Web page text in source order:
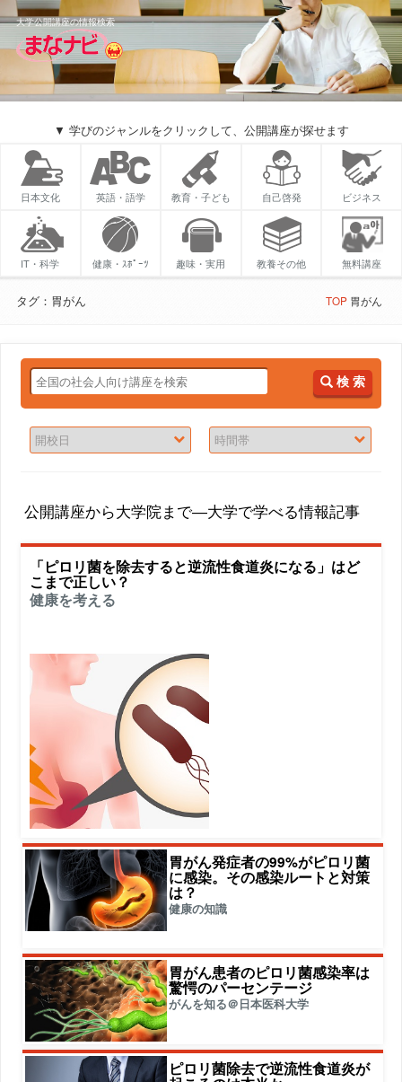
大学公開講座の情報検索
▼ 学びのジャンルをクリックして、公開講座が探せます
日本文化 英語・語学 教育・子ども 自己啓発 ビジネス
IT・科学 健康・ｽﾎﾟｰﾂ 趣味・実用 教養その他 無料講座
タグ：胃がん TOP胃がん
検 索
公開講座から大学院まで―大学で学べる情報記事
「ピロリ菌を除去すると逆流性食道炎になる」はど
こまで正しい？
健康を考える
胃がん発症者の99%がピロリ菌
に感染。その感染ルートと対策
は？
健康の知識
胃がん患者のピロリ菌感染率は
驚愕のパーセンテージ
がんを知る＠日本医科大学
ピロリ菌除去で逆流性食道炎が